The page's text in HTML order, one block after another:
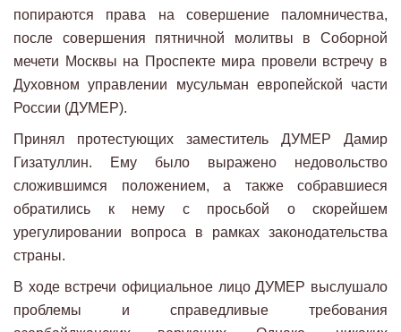
попираются права на совершение паломничества,
после совершения пятничной молитвы в Соборной
мечети Москвы на Проспекте мира провели встречу в
Духовном управлении мусульман европейской части
России (ДУМЕР).
Принял протестующих заместитель ДУМЕР Дамир
Гизатуллин. Ему было выражено недовольство
сложившимся положением, а также собравшиеся
обратились к нему с просьбой о скорейшем
урегулировании вопроса в рамках законодательства
страны.
В ходе встречи официальное лицо ДУМЕР выслушало
проблемы и справедливые требования